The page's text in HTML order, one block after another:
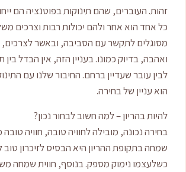
זהות. העוברים, שהם תינוקות בפוטנציה הם
כל אחד הוא אחר ולהם יכולות רבות וצרכים
מסוגלים לתקשר עם הסביבה, ובאשר לצרכים,
ואהבה, בדיוק כמונו. בעניין הזה, אין הבדל בין
לבין עובר שעדיין ברחם. החיבור שלנו עם
הוא עניין של בחירה.
להיות בהריון – למה חשוב לבחור נכון?
בחירה נכונה, מובילה לחוויה טובה, חוויה
שמחה בתקופת ההריון היא הבסיס לזיכרון
כשלעצמו נימוק מספק. בנוסף, חווית שמחה